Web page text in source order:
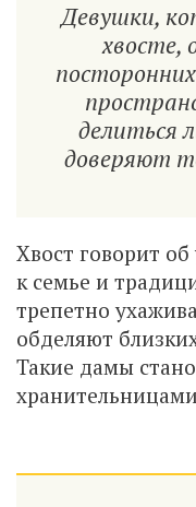
Девушки,
хвосте,
делиться
доверяют
Хвост говорит
к семье и
трепетно
обделяют
Такие дамы